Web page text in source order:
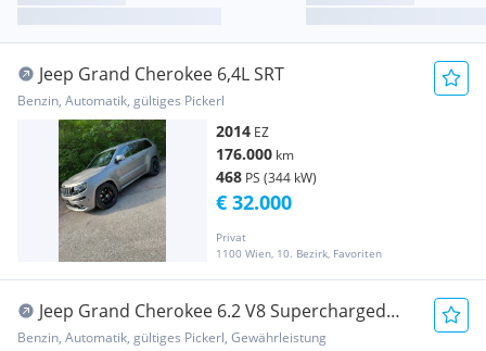
Jeep Grand Cherokee 6,4L SRT
Benzin, Automatik, gültiges Pickerl
2014 EZ
176.000 km
468 PS (344 kW)
Privat
1100 Wien, 10. Bezirk, Favoriten
€ 32.000
Jeep Grand Cherokee 6.2 V8 Supercharged
Trackhawk
Benzin, Automatik, gültiges Pickerl, Gewährleistung